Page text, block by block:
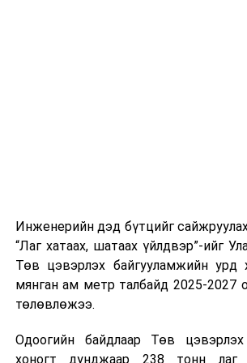
Инженерийн дэд бүтцийг
“Лаг хатаах, шатаах үйлдвэр”-ийг
Төв цэвэрлэх байгууламжийн урд
мянган ам метр талбайд 2025-2027
төлөвлөжээ.
Одоогийн байдлаар Төв цэвэрлэх
хоногт дунджаар 238 тонн лаг